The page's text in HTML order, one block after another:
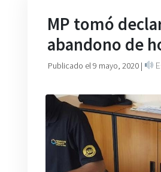
MP tomó
abandono de
Publicado el 9 mayo, 2020 |